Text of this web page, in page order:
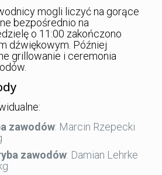
mogli liczyć na gorące
bezpośrednio na
o 11:00 zakończono
dźwiękowym. Później
grillowanie i ceremonia
zawodów: Marcin Rzepecki
zawodów: Damian Lehrke